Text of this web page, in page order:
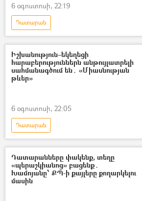
6 օգոստոսի, 22:19
Դատարան
Ամենայն Հայոց կաթողիկոս Գարեգին Բ
Հայ Առաքելական Եկեղեցի
Արամ Առաջին կաթողիկոս
Իշխանություն–եկեղեցի
հարաբերություններն անթույլատրելի
սահմանագծում են․ «Միասնության
թևեր»
6 օգոստոսի, 22:05
Դատարան
Ամենայն Հայոց կաթողիկոս Գարեգին Բ
դատ
Եկեղեցի
Հայ Առաքելական Եկեղեցի
«Միասնության թևեր» նախաձեռնություն
Դատարանները փակենք, տեղը
«պերաշկիանոց» բացենք․
Խամոյանը՝ ՔՊ-ի քայլերը քողարկելու
մասին